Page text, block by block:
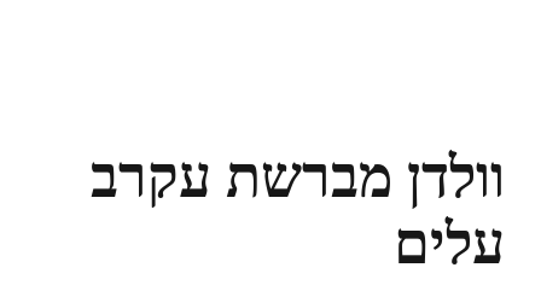
וולדן מברשת עקרב
עלים